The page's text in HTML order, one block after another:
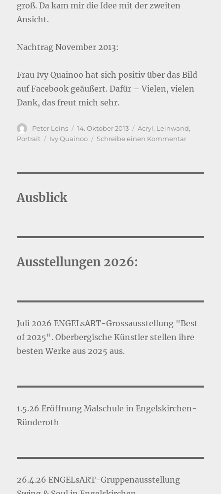
groß. Da kam mir die Idee mit der zweiten
Ansicht.
Nachtrag November 2013:
Frau Ivy Quainoo hat sich positiv über das Bild
auf Facebook geäußert. Dafür – Vielen, vielen
Dank, das freut mich sehr.
Autor
Peter Leins
Veröffentlicht
am
14. Oktober 2013 Kategorien
Acryl, Leinwand,
Portrait
Schlagwörter
Ivy Quainoo Schreibe einen Kommentarzu
Ausblick
Ausstellungen 2026:
Juli 2026 ENGELsART-Grossausstellung "Best
of 2025". Oberbergische Künstler stellen ihre
besten Werke aus 2025 aus.
1.5.26 Eröffnung Malschule in Engelskirchen-
Ründeroth
26.4.26 ENGELsART-Gruppenausstellung